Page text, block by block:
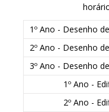
1º Ano - Desenho
2º Ano - Desenho
3º Ano - Desenho
1º Ano -
2º Ano -